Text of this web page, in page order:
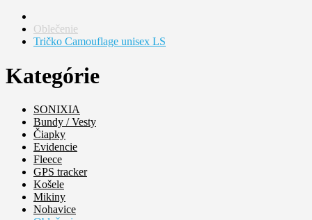
Oblečenie
Tričko Camouflage unisex LS
Kategórie
SONIXIA
Bundy / Vesty
Čiapky
Evidencie
Fleece
GPS tracker
Košele
Mikiny
Nohavice